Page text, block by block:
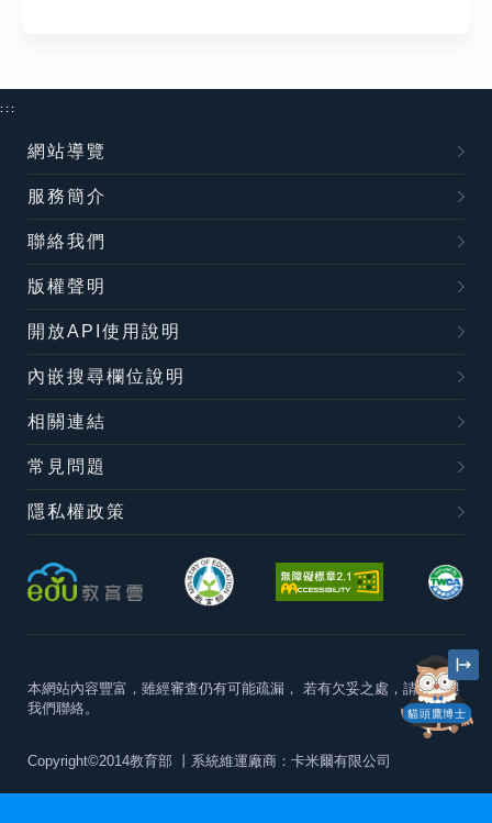
貓頭鷹博士
:::
網站導覽
服務簡介
聯絡我們
版權聲明
開放API使用說明
內嵌搜尋欄位說明
相關連結
常見問題
隱私權政策
本網站內容豐富，雖經審查仍有可能疏漏， 若有欠妥之處，請隨時與
我們聯絡。
Copyright©2014教育部 丨系統維運廠商：卡米爾有限公司